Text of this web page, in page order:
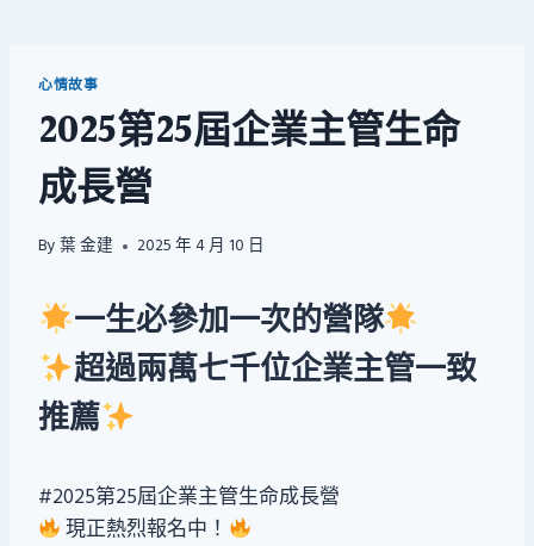
心情故事
2025第25屆企業主管生命
成長營
By 葉 金建 2025 年 4 月 10 日
一生必參加一次的營隊
超過兩萬七千位企業主管一致
推薦
#2025第25屆企業主管生命成長營
現正熱烈報名中！